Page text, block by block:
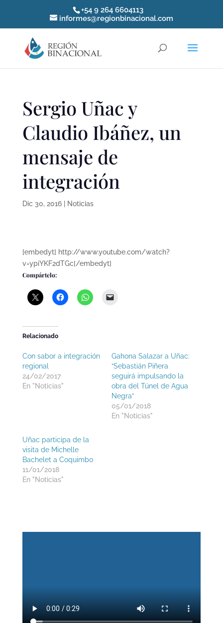
+54 9 264 6604113
informes@regionbinacional.com
Sergio Uñac y
Claudio Ibáñez, un
mensaje de
integración
Dic 30, 2016| Noticias
[embedyt] http://www.youtube.com/watch?
v=ypiYKF2dTGc[/embedyt]
Compártelo:
Relacionado
Con sabor a integración
regional
24/02/2017
En "Noticias"
Gahona Salazar a Uñac:
“Sebastián Piñera
seguirá impulsando la
obra del Túnel de Agua
Negra”
05/01/2018
En "Noticias"
Uñac participa de la
visita de Michelle
Bachelet a Coquimbo
11/01/2018
En "Noticias"